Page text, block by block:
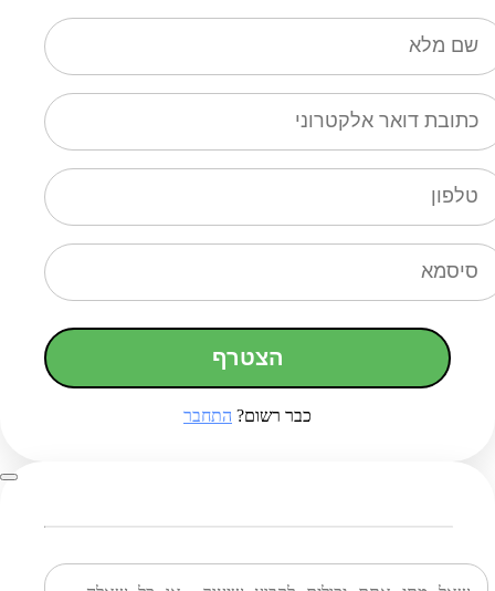
הצטרף
כבר רשום? התחבר